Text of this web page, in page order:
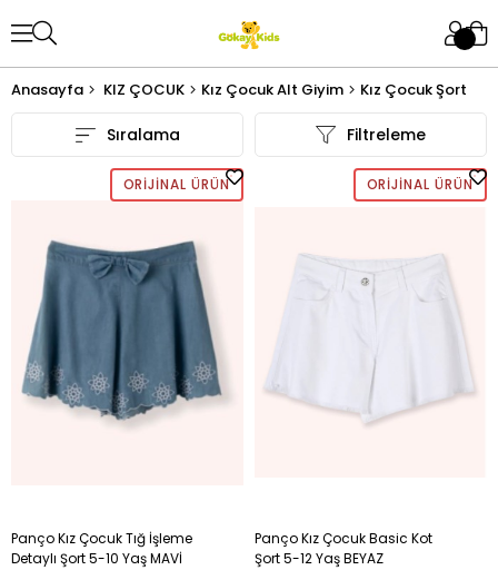
Anasayfa KIZ ÇOCUK Kız Çocuk Alt Giyim Kız Çocuk Şort
Filtreleme
Sıralama
ORIJINAL ÜRÜN
Panço Kız Çocuk Tığ İşleme
Detaylı Şort 5-10 Yaş MAVİ
ORIJINAL ÜRÜN
Panço Kız Çocuk Basic Kot
Şort 5-12 Yaş BEYAZ